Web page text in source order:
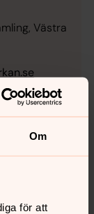
Om
för att
Västra